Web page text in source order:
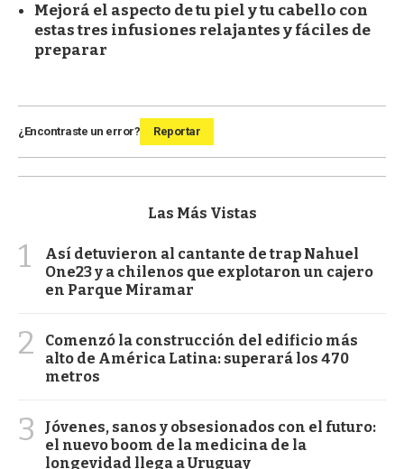
Mejorá el aspecto de tu piel y tu cabello con
estas tres infusiones relajantes y fáciles de
preparar
¿Encontraste un error? Reportar
Las Más Vistas
1
Así detuvieron al cantante de trap Nahuel
One23 y a chilenos que explotaron un cajero
en Parque Miramar
2
Comenzó la construcción del edificio más
alto de América Latina: superará los 470
metros
3
Jóvenes, sanos y obsesionados con el futuro:
el nuevo boom de la medicina de la
longevidad llega a Uruguay